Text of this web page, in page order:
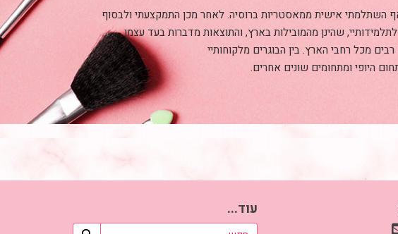
השתלמתי אישית ממאסטריות ברוסיה. לאחר מכן התמקצעתי ולבסוף
שהינן מהמובילות בארץ, והתוצאות מדברות בעד עצמן.
מכל רחבי הארץ. בין הבוגרים מלקוחותיי
היופי ומתחומים שונים אחרים.
עוד...